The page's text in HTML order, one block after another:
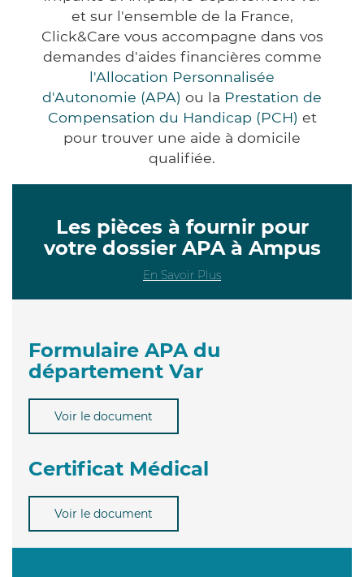
et sur l'ensemble de la France,
Click&Care vous accompagne dans vos
demandes d'aides financières comme
l'Allocation Personnalisée
d'Autonomie (APA) ou la Prestation de
Compensation du Handicap (PCH) et
pour trouver une aide à domicile
qualifiée.
Les pièces à fournir pour
votre dossier APA à Ampus
En Savoir Plus
Formulaire APA du
département Var
Voir le document
Certificat Médical
Voir le document